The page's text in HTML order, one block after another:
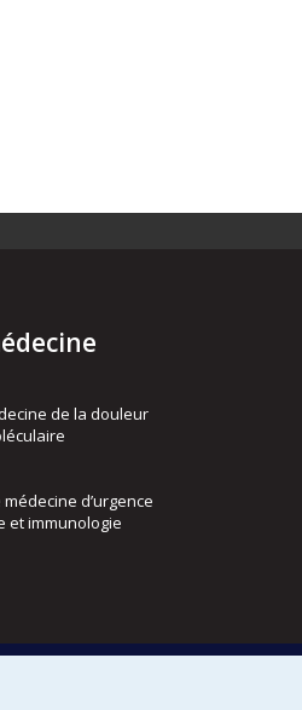
de la douleur
d’urgence
et immunologie
de l’activité physique